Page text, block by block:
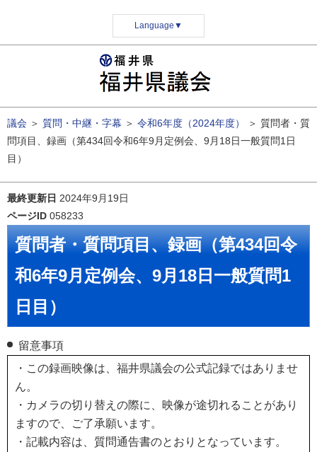
Language ▼
議会 ＞ 質問・中継・字幕 ＞ 令和6年度（2024年度） ＞ 質問者・質
問項目、録画（第434回令和6年9月定例会、9月18日一般質問1日
目）
最終更新日 2024年9月19日
ページID 058233
質問者・質問項目、録画（第434回令
和6年9月定例会、9月18日一般質問1
日目）
留意事項
・この録画映像は、福井県議会の公式記録ではありませ
ん。
・カメラの切り替えの際に、映像が途切れることがあり
ますので、ご了承願います。
・記載内容は、質問通告書のとおりとなっています。